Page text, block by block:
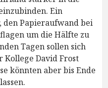
Ein
den Papieraufwand bei
um die Hälfte zu
Tagen sollen sich
Kollege David Frost
könnten aber bis Ende